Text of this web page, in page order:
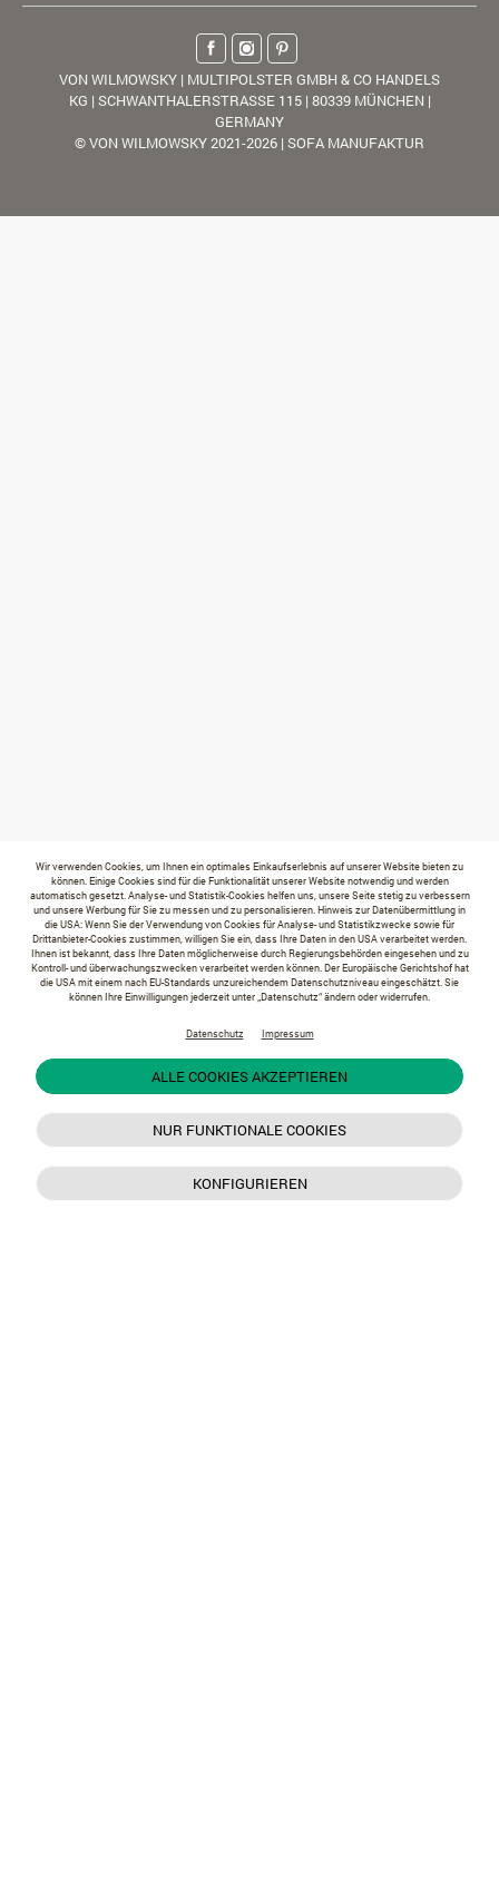
VON WILMOWSKY | MULTIPOLSTER GMBH & CO HANDELS
KG | SCHWANTHALERSTRASSE 115 | 80339 MÜNCHEN |
GERMANY
© VON WILMOWSKY 2021-2026 | SOFA MANUFAKTUR
Wir verwenden Cookies, um Ihnen ein optimales Einkaufserlebnis auf unserer Website bieten zu
können. Einige Cookies sind für die Funktionalität unserer Website notwendig und werden
automatisch gesetzt. Analyse- und Statistik-Cookies helfen uns, unsere Seite stetig zu verbessern
und unsere Werbung für Sie zu messen und zu personalisieren. Hinweis zur Datenübermittlung in
die USA: Wenn Sie der Verwendung von Cookies für Analyse- und Statistikzwecke sowie für
Drittanbieter-Cookies zustimmen, willigen Sie ein, dass Ihre Daten in den USA verarbeitet werden.
Ihnen ist bekannt, dass Ihre Daten möglicherweise durch Regierungsbehörden eingesehen und zu
Kontroll- und überwachungszwecken verarbeitet werden können. Der Europäische Gerichtshof hat
die USA mit einem nach EU-Standards unzureichendem Datenschutzniveau eingeschätzt. Sie
können Ihre Einwilligungen jederzeit unter „Datenschutz“ ändern oder widerrufen.
Datenschutz Impressum
ALLE COOKIES AKZEPTIEREN
NUR FUNKTIONALE COOKIES
KONFIGURIEREN